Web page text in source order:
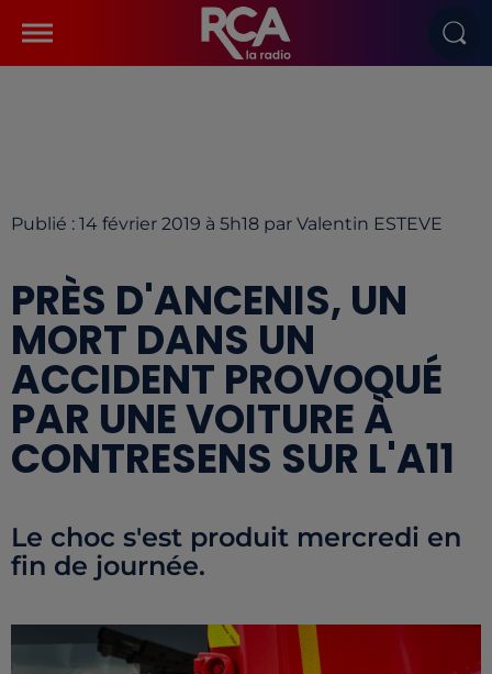
Publié : 14 février 2019 à 5h18 par Valentin ESTEVE
PRÈS D'ANCENIS, UN
MORT DANS UN
ACCIDENT PROVOQUÉ
PAR UNE VOITURE À
CONTRESENS SUR L'A11
Le choc s'est produit mercredi en
fin de journée.